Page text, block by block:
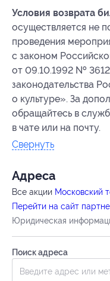
Условия возврата
осуществляется не
проведения
с законом
от 09.10.1992 №
законодательства
о культуре». За
обращайтесь в
в чате или на почту.
Свернуть
Адресa
Все акции Московский
Перейти на сайт
Юридическая
Поиск адреса